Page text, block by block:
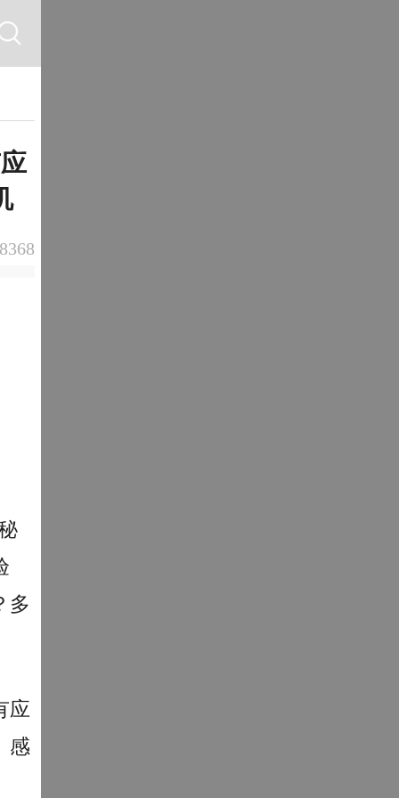
8368
多
应
感